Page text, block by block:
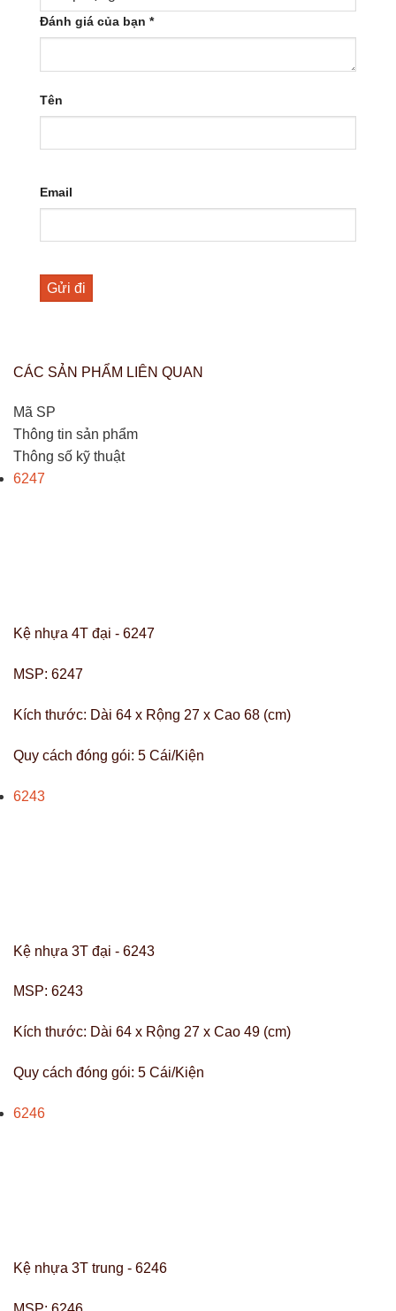
Đánh giá của bạn *
Tên
Email
CÁC SẢN PHẨM LIÊN QUAN
Mã SP
Thông tin sản phẩm
Thông số kỹ thuật
6247
Kệ nhựa 4T đại - 6247
MSP: 6247
Kích thước: Dài 64 x Rộng 27 x Cao 68 (cm)
Quy cách đóng gói: 5 Cái/Kiện
6243
Kệ nhựa 3T đại - 6243
MSP: 6243
Kích thước: Dài 64 x Rộng 27 x Cao 49 (cm)
Quy cách đóng gói: 5 Cái/Kiện
6246
Kệ nhựa 3T trung - 6246